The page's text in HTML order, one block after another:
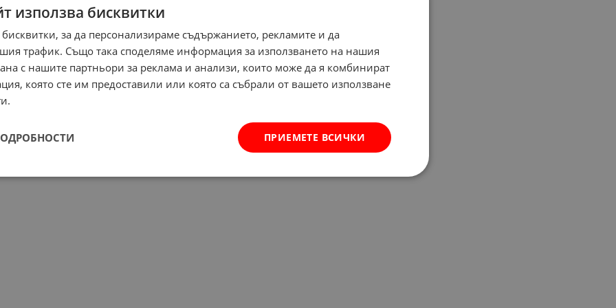
използва бисквитки
за да персонализираме съдържанието, рекламите и да
трафик. Също така споделяме информация за използването на нашия
с нашите партньори за реклама и анализи, които може да я комбинират
която сте им предоставили или която са събрали от вашето използване
ПРИЕМЕТЕ ВСИЧКИ